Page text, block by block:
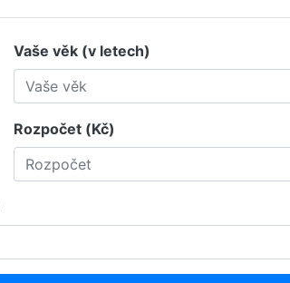
Vaše věk (v letech)
Rozpočet (Kč)